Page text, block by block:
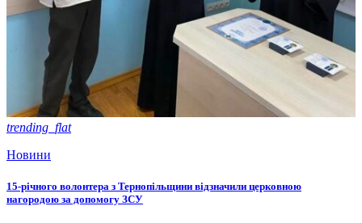
trending_flat
Новини
15-річного волонтера з Тернопільщини відзначили церковною
нагородою за допомогу ЗСУ